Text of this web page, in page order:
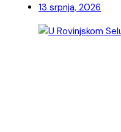
13 srpnja, 2026